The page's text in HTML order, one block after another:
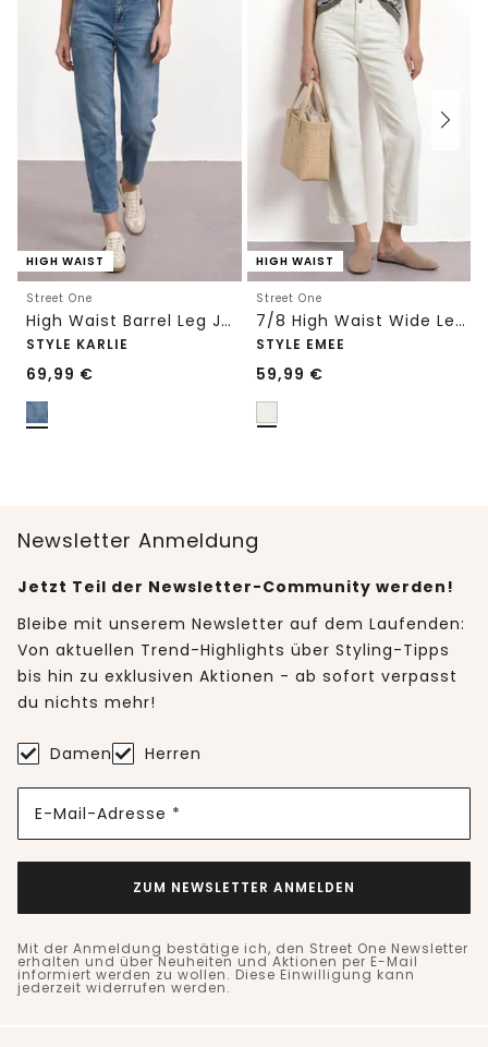
HIGH WAIST
Street One
High Waist Barrel Leg Jeans im Loose Fit
STYLE KARLIE
69,99 €
HIGH WAIST
Street One
7/8 High Waist Wide Leg Jeans im Loose Fit
STYLE EMEE
59,99 €
Newsletter Anmeldung
Jetzt Teil der Newsletter-Community werden!
Bleibe mit unserem Newsletter auf dem Laufenden:
Von aktuellen Trend-Highlights über Styling-Tipps
bis hin zu exklusiven Aktionen - ab sofort verpasst
du nichts mehr!
Damen Herren
E-Mail-Adresse *
ZUM NEWSLETTER ANMELDEN
Mit der Anmeldung bestätige ich, den Street One Newsletter
erhalten und über Neuheiten und Aktionen per E-Mail
informiert werden zu wollen. Diese Einwilligung kann
jederzeit widerrufen werden.